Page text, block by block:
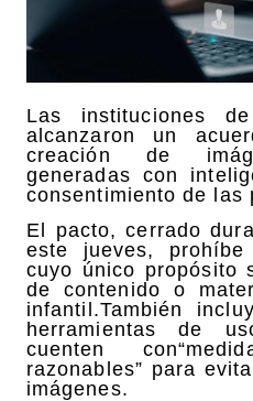
Las instituciones
alcanzaron un
creación de
generadas con
consentimiento de las
El pacto, cerrado
este jueves,
cuyo único propósito
de contenido o
infantil.También
herramientas de
cuenten con
razonables” para
imágenes.